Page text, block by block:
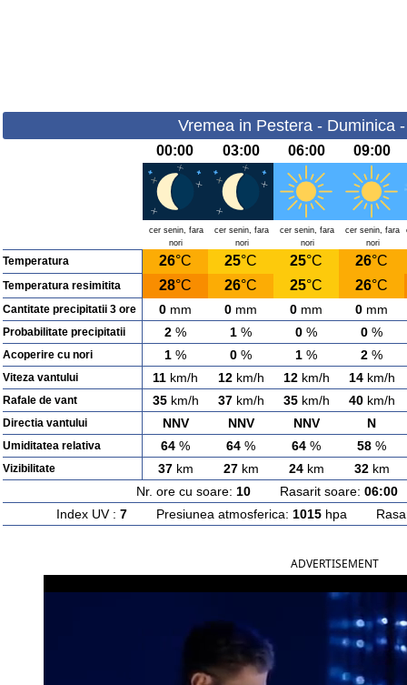
Vremea in Pestera - Duminica
00:00 03:00 06:00 09:00
cer senin, fara
nori
cer senin, fara
nori
cer senin, fara
nori
cer senin, fara
nori
Temperatura 26°C 25°C 25°C 26°C
Temperatura resimitita 28°C 26°C 25°C 26°C
Cantitate precipitatii 3 ore 0 mm 0 mm 0 mm 0 mm
Probabilitate precipitatii 2 % 1 % 0 % 0 %
Acoperire cu nori 1 % 0 % 1 % 2 %
Viteza vantului 11 km/h 12km/h 12km/h 14km/h
Rafale de vant 35km/h 37km/h 35km/h 40km/h
Directia vantului NNV NNV NNV N
Umiditatea relativa 64 % 64 % 64 % 58 %
Vizibilitate 37km 27km 24km 32km
Nr. ore cu soare: 10Rasarit soare: 06:00
Index UV : 7Presiunea atmosferica: 1015hpa
ADVERTISEMENT